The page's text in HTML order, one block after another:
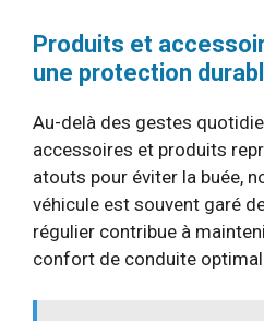
Produits et
une protection
Au-delà des gestes
accessoires et produits
atouts pour éviter la buée,
véhicule est souvent garé
régulier contribue à
confort de conduite optimal.